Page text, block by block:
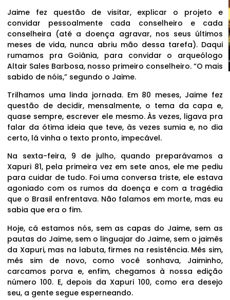
Jaime fez questão de visitar, explicar o projeto e
convidar pessoalmente cada conselheiro e cada
conselheira (até a doença agravar, nos seus últimos
meses de vida, nunca abriu mão dessa tarefa). Daqui
rumamos pra Goiânia, para convidar o arqueólogo
Altair Sales Barbosa, nosso primeiro conselheiro. “O mais
sabido de nóis,” segundo o Jaime.
Trilhamos uma linda jornada. Em 80 meses, Jaime fez
questão de decidir, mensalmente, o tema da capa e,
quase sempre, escrever ele mesmo. Às vezes, ligava pra
falar da ótima ideia que teve, às vezes sumia e, no dia
certo, lá vinha o texto pronto, impecável.
Na sexta-feira, 9 de julho, quando preparávamos a
Xapuri 81, pela primeira vez em sete anos, ele me pediu
para cuidar de tudo. Foi uma conversa triste, ele estava
agoniado com os rumos da doença e com a tragédia
que o Brasil enfrentava. Não falamos em morte, mas eu
sabia que era o fim.
Hoje, cá estamos nós, sem as capas do Jaime, sem as
pautas do Jaime, sem o linguajar do Jaime, sem o jaimês
da Xapuri, mas na labuta, firmes na resistência. Mês sim,
mês sim de novo, como você sonhava, Jaiminho,
carcamos porva e, enfim, chegamos à nossa edição
número 100. E, depois da Xapuri 100, como era desejo
seu, a gente segue esperneando.